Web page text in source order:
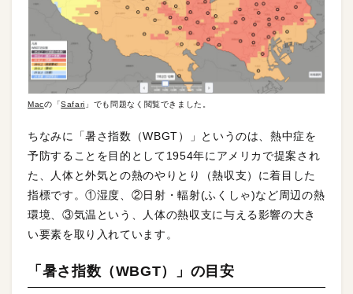
Macの「Safari 」でも問題なく閲覧できました。
ちなみに「暑さ指数（WBGT）」というのは、熱中症を
予防することを目的として1954年にアメリカで提案され
た、人体と外気との熱のやりとり（熱収支）に着目した
指標です。①湿度、②日射・輻射(ふくしゃ)など周辺の熱
環境、③気温という、人体の熱収支に与える影響の大き
い要素を取り入れています。
「暑さ指数（WBGT）」の目安